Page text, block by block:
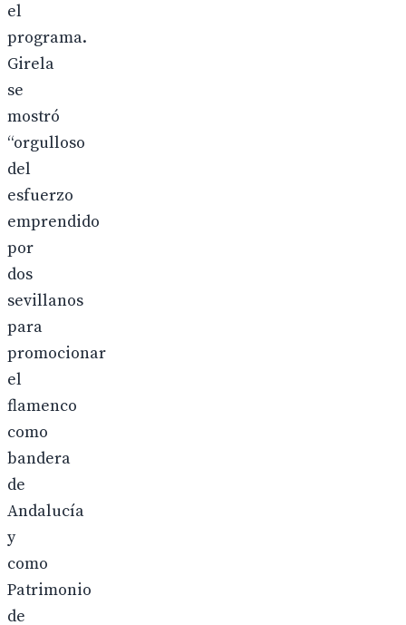
el
programa.
Girela
se
mostró
“orgulloso
del
esfuerzo
emprendido
por
dos
sevillanos
para
promocionar
el
flamenco
como
bandera
de
Andalucía
y
como
Patrimonio
de